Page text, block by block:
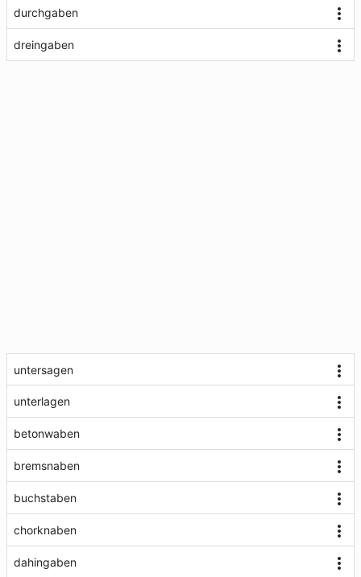
durchgaben
dreingaben
untersagen
unterlagen
betonwaben
bremsnaben
buchstaben
chorknaben
dahingaben